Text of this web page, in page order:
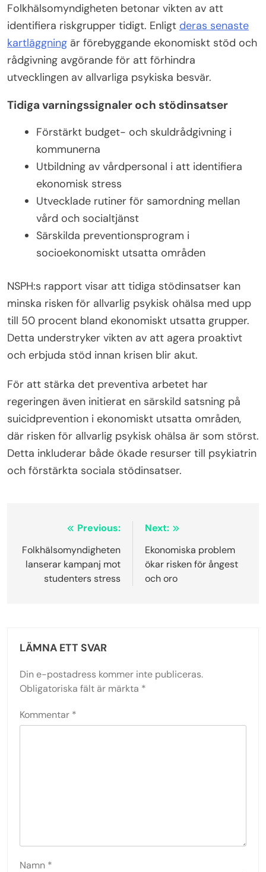
Folkhälsomyndigheten betonar vikten av att
identifiera riskgrupper tidigt. Enligt deras senaste
kartläggning är förebyggande ekonomiskt stöd och
rådgivning avgörande för att förhindra
utvecklingen av allvarliga psykiska besvär.
Tidiga varningssignaler och stödinsatser
Förstärkt budget- och skuldrådgivning i
kommunerna
Utbildning av vårdpersonal i att identifiera
ekonomisk stress
Utvecklade rutiner för samordning mellan
vård och socialtjänst
Särskilda preventionsprogram i
socioekonomiskt utsatta områden
NSPH:s rapport visar att tidiga stödinsatser kan
minska risken för allvarlig psykisk ohälsa med upp
till 50 procent bland ekonomiskt utsatta grupper.
Detta understryker vikten av att agera proaktivt
och erbjuda stöd innan krisen blir akut.
För att stärka det preventiva arbetet har
regeringen även initierat en särskild satsning på
suicidprevention i ekonomiskt utsatta områden,
där risken för allvarlig psykisk ohälsa är som störst.
Detta inkluderar både ökade resurser till psykiatrin
och förstärkta sociala stödinsatser.
Inläggsnavigering
Previous:
Folkhälsomyndigheten
lanserar kampanj mot
studenters stress
Next:
Ekonomiska problem
ökar risken för ångest
och oro
LÄMNA ETT SVAR
Din e-postadress kommer inte publiceras.
Obligatoriska fält är märkta *
Kommentar *
Namn *